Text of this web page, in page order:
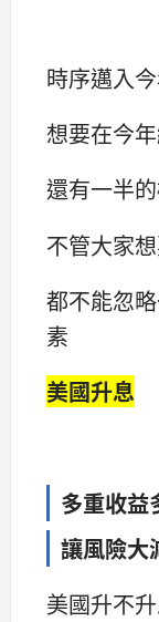
時序邁入
想要在今
還有一半
不管大家
都不能忽
素
美國升息
多重收益
讓風險大
美國升不